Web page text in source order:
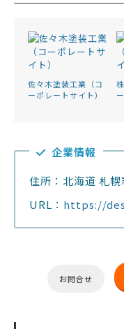
佐々木塗装工業（コ
ーポレートサイト）
企業情報
住所：北海道 札
URL： https://
お問合せ